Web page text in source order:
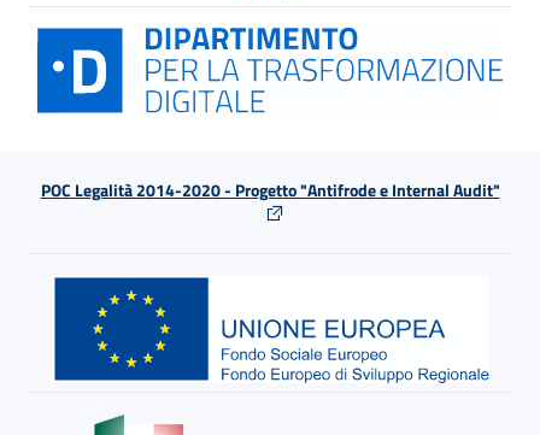
POC Legalità 2014-2020 - Progetto "Antifrode e Internal Audit"